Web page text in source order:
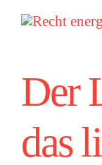
Zum
Inhalt
Der
das